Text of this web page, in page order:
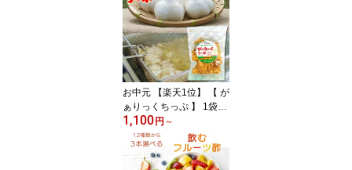
お中元 【楽天1位】 【 が
ぁりっくちっぷ 】 1袋60
g 1個から10個 にんにく
ちっぷ 酒のつまみ にん
にく おつまみ ガーリッ
クチップ 揚げにんにく
1,100円 ～